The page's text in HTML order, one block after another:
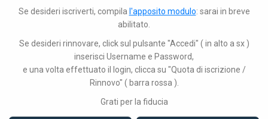
Se desideri iscriverti, compila l'apposito modulo: sarai in breve
abilitato.
Se desideri rinnovare, click sul pulsante "Accedi" ( in alto a sx )
inserisci Username e Password,
e una volta effettuato il login, clicca su "Quota di iscrizione /
Rinnovo" ( barra rossa ).
Grati per la fiducia